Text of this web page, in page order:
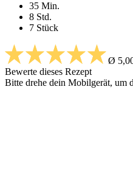
35 Min.
8 Std.
7 Stück
Ø
Bewerte dieses Rezept
Bitte drehe dein Mobilgerät, um